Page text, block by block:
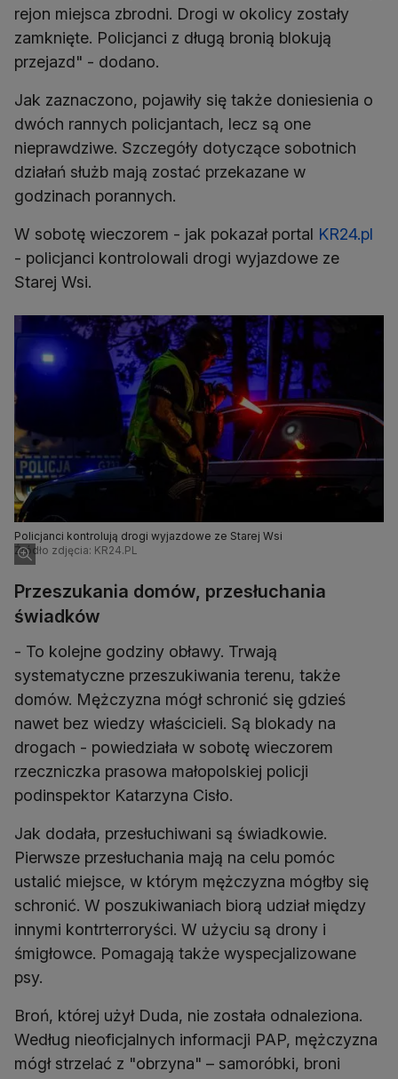
rejon miejsca zbrodni. Drogi w okolicy zostały
zamknięte. Policjanci z długą bronią blokują
Jak zaznaczono, pojawiły się także doniesienia o
dwóch rannych policjantach, lecz są one
nieprawdziwe. Szczegóły dotyczące sobotnich
działań służb mają zostać przekazane w
godzinach porannych.
W sobotę wieczorem - jak pokazał portal KR24.pl
- policjanci kontrolowali drogi wyjazdowe ze
Starej Wsi.
Policjanci kontrolują drogi wyjazdowe ze Starej Wsi
Źródło zdjęcia: KR24.PL
Przeszukania domów, przesłuchania
świadków
- To kolejne godziny obławy. Trwają
systematyczne przeszukiwania terenu, także
domów. Mężczyzna mógł schronić się gdzieś
nawet bez wiedzy właścicieli. Są blokady na
drogach - powiedziała w sobotę wieczorem
rzeczniczka prasowa małopolskiej policji
podinspektor Katarzyna Cisło.
Jak dodała, przesłuchiwani są świadkowie.
Pierwsze przesłuchania mają na celu pomóc
ustalić miejsce, w którym mężczyzna mógłby się
schronić. W poszukiwaniach biorą udział między
innymi kontrterroryści. W użyciu są drony i
śmigłowce. Pomagają także wyspecjalizowane
psy.
Broń, której użył Duda, nie została odnaleziona.
Według nieoficjalnych informacji PAP, mężczyzna
mógł strzelać z "obrzyna" – samoróbki, broni